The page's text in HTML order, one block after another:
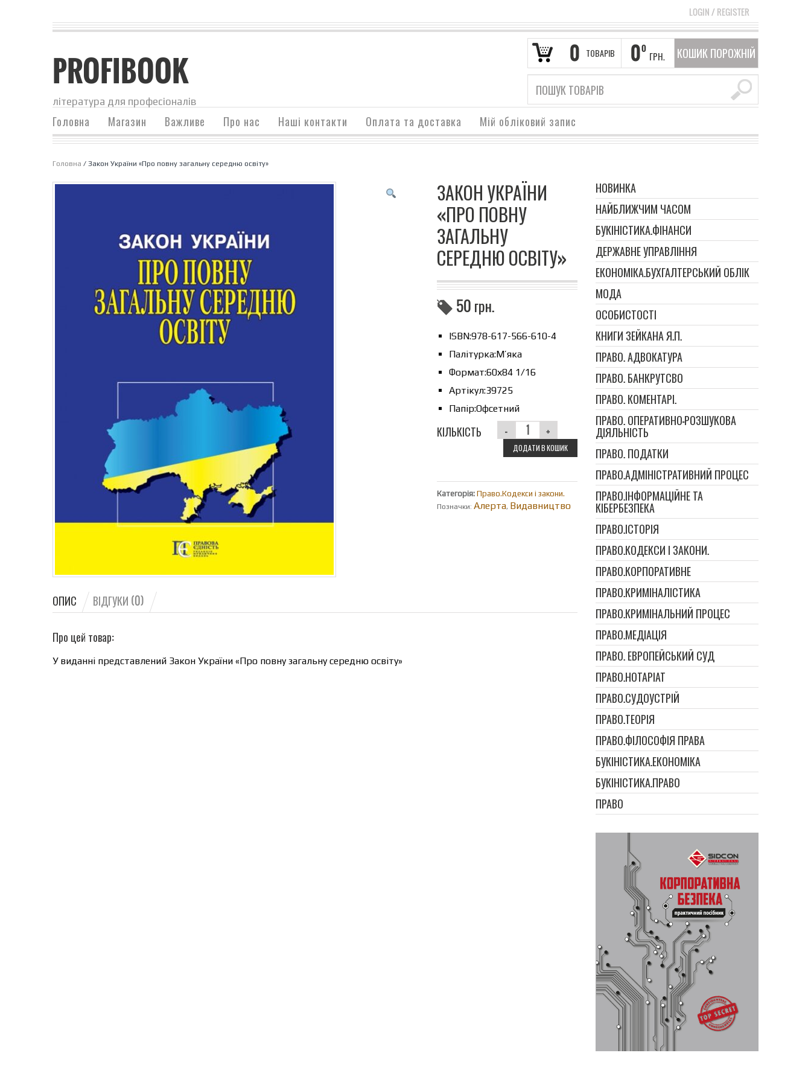
LOGIN/REGISTER
PROFIBOOK
література для професіоналів
0 ТОВАРІВ 00
ГРН. КОШИК ПОРОЖНІЙ
Головна Магазин Важливе Про нас Наші контакти Оплата та доставка Мій обліковий запис
Головна / Закон України «Про повну загальну середню освіту»
ЗАКОН УКРАЇНИ
«ПРО ПОВНУ
ЗАГАЛЬНУ
СЕРЕДНЮ ОСВІТУ»
50грн.
ISBN:978-617-566-610-4
Палітурка:М’яка
Формат:60х84 1/16
Артікул:39725
Папір:Офсетний
КІЛЬКІСТЬ
ДОДАТИ В КОШИК
Категорія: Право.Кодекси і закони.
Позначки: Алерта, Видавництво
ОПИС ВІДГУКИ (0)
Про цей товар:
У виданні представлений Закон України «Про повну загальну середню освіту»
НОВИНКА
НАЙБЛИЖЧИМ ЧАСОМ
БУКІНІСТИКА.ФІНАНСИ
ДЕРЖАВНЕ УПРАВЛІННЯ
ЕКОНОМІКА.БУХГАЛТЕРСЬКИЙ ОБЛІК
МОДА
ОСОБИСТОСТІ
КНИГИ ЗЕЙКАНА Я.П.
ПРАВО. АДВОКАТУРА
ПРАВО. БАНКРУТСВО
ПРАВО. КОМЕНТАРІ.
ПРАВО. ОПЕРАТИВНО-РОЗШУКОВА
ДІЯЛЬНІСТЬ
ПРАВО. ПОДАТКИ
ПРАВО.АДМІНІСТРАТИВНИЙ ПРОЦЕС
ПРАВО.ІНФОРМАЦІЙНЕ ТА
КІБЕРБЕЗПЕКА
ПРАВО.ІСТОРІЯ
ПРАВО.КОДЕКСИ І ЗАКОНИ.
ПРАВО.КОРПОРАТИВНЕ
ПРАВО.КРИМІНАЛІСТИКА
ПРАВО.КРИМІНАЛЬНИЙ ПРОЦЕС
ПРАВО.МЕДІАЦІЯ
ПРАВО. ЕВРОПЕЙСЬКИЙ СУД
ПРАВО.НОТАРІАТ
ПРАВО.СУДОУСТРІЙ
ПРАВО.ТЕОРІЯ
ПРАВО.ФІЛОСОФІЯ ПРАВА
БУКІНІСТИКА.ЕКОНОМІКА
БУКІНІСТИКА.ПРАВО
ПРАВО